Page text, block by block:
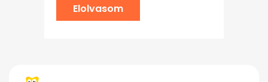
Elolvasom